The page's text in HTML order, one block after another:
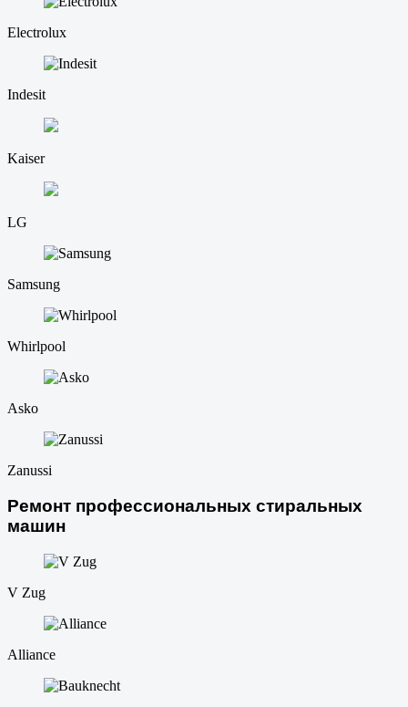
Electrolux
Indesit
Kaiser
LG
Samsung
Whirlpool
Asko
Zanussi
Ремонт профессиональных стиральных
машин
V Zug
Alliance